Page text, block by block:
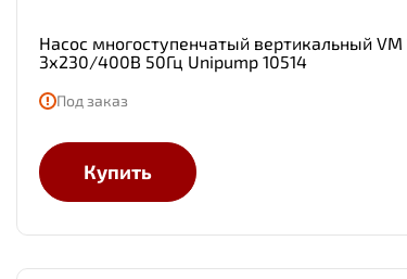
Насос многоступенчатый вертикальный VM
3х230/400В 50Гц Unipump 10514
Под заказ
Купить